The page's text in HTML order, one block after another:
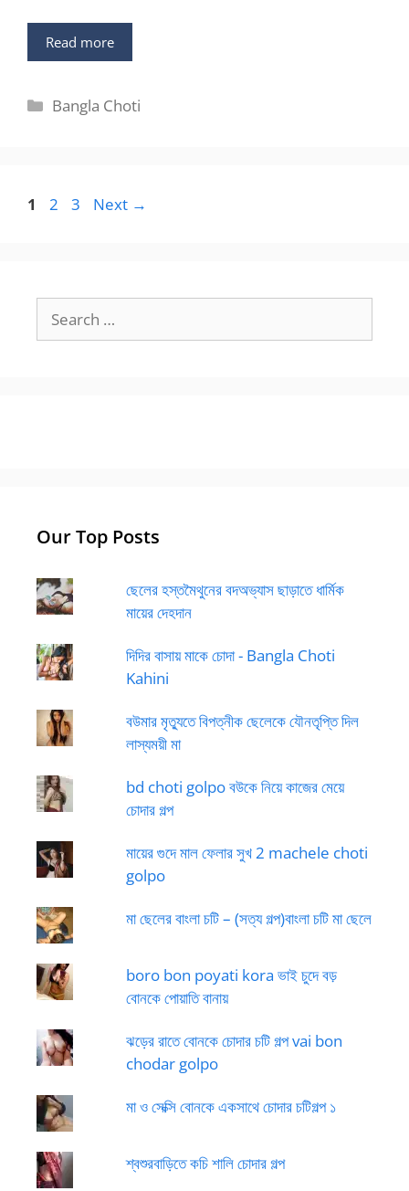
Read more
Categories
Bangla Choti
Page
1 Page
2 Page
3 Next →
for:
Our Top Posts
ছেলের হস্তমৈথুনের বদঅভ্যাস ছাড়াতে ধার্মিক
মায়ের দেহদান
দিদির বাসায় মাকে চোদা - Bangla Choti
Kahini
বউমার মৃত্যুতে বিপত্নীক ছেলেকে যৌনতৃপ্তি দিল
লাস্যময়ী মা
bd choti golpo বউকে নিয়ে কাজের মেয়ে
চোদার গল্প
মায়ের গুদে মাল ফেলার সুখ 2 machele choti
golpo
মা ছেলের বাংলা চটি – (সত্য গল্প)বাংলা চটি মা ছেলে
boro bon poyati kora ভাই চুদে বড়
বোনকে পোয়াতি বানায়
ঝড়ের রাতে বোনকে চোদার চটি গল্প vai bon
chodar golpo
মা ও সেক্সি বোনকে একসাথে চোদার চটিগল্প ১
শ্বশুরবাড়িতে কচি শালি চোদার গল্প